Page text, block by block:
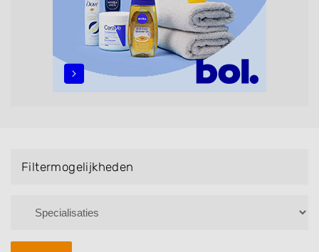
permanent, een bruidkapsel, make-up & visagie,
epileren, schoonheidsbehandelingen, het trimmen van
een baard en pruiken. U kunt de zoekresultaten
filteren met behulp van de specialisatie filter en u
Filtermogelijkheden